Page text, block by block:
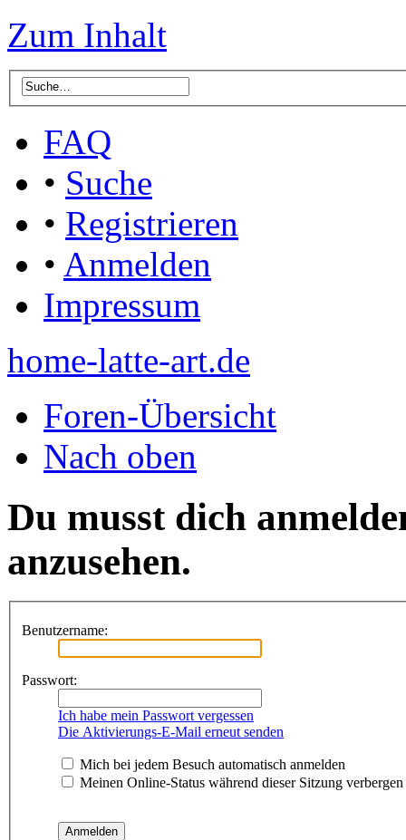
Zum Inhalt
FAQ
• Suche
• Registrieren
• Anmelden
Impressum
home-latte-art.de
Foren-Übersicht
Nach oben
Du musst dich
anzusehen.
Benutzername:
Passwort:
Ich habe mein Passwort vergessen
Die Aktivierungs-E-Mail erneut senden
Mich bei jedem Besuch automatisch anmelden
Meinen Online-Status während dieser Sitzung verbergen